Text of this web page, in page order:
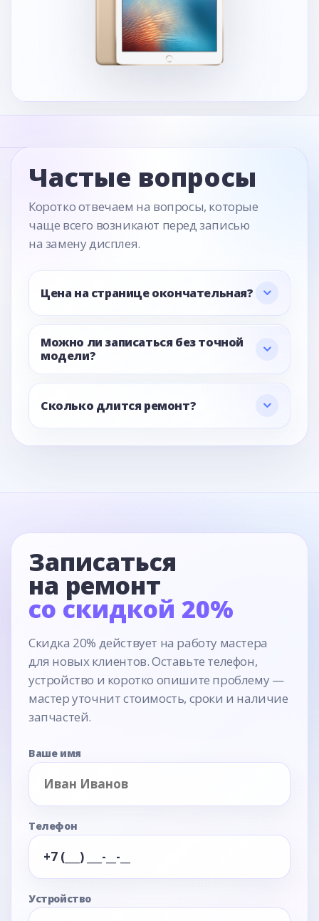
Частые вопросы
Коротко отвечаем на вопросы, которые
чаще всего возникают перед записью
на замену дисплея.
Цена на странице окончательная?
Можно ли записаться без точной
модели?
Сколько длится ремонт?
Записаться
на ремонт
со скидкой 20%
Скидка 20% действует на работу мастера
для новых клиентов. Оставьте телефон,
устройство и коротко опишите проблему —
мастер уточнит стоимость, сроки и наличие
запчастей.
Ваше имя
Телефон
Устройство